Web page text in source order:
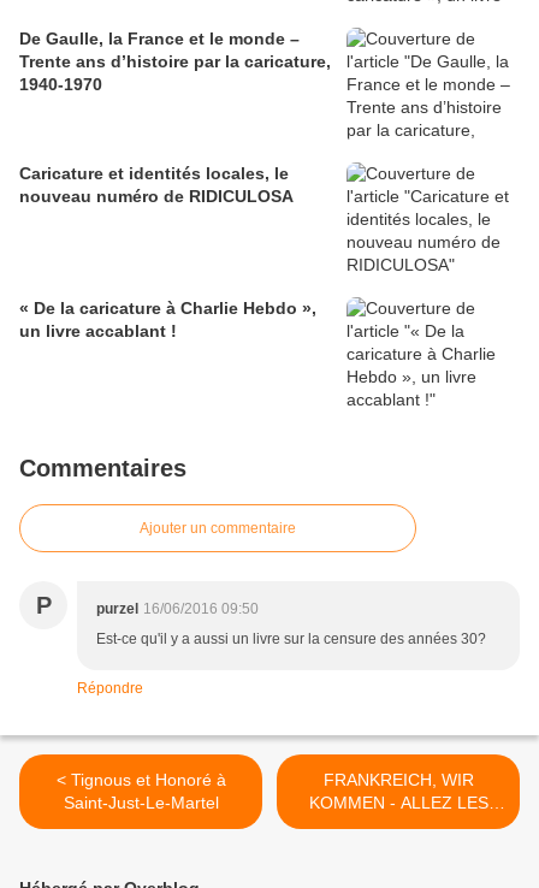
De Gaulle, la France et le monde –
Trente ans d’histoire par la caricature,
1940-1970
Caricature et identités locales, le
nouveau numéro de RIDICULOSA
« De la caricature à Charlie Hebdo »,
un livre accablant !
Commentaires
Ajouter un commentaire
P purzel 16/06/2016 09:50
Est-ce qu'il y a aussi un livre sur la censure des années 30?
Répondre
< Tignous et Honoré à
Saint-Just-Le-Martel
FRANKREICH, WIR
KOMMEN - ALLEZ LES
AUTRICHIENS : exposition